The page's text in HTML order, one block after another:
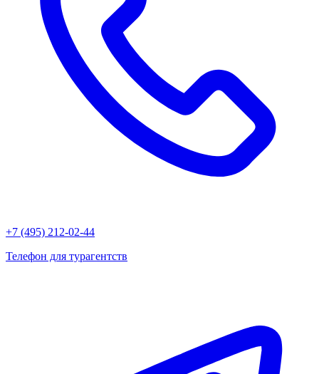
+7 (495) 212-02-44
Телефон для турагентств